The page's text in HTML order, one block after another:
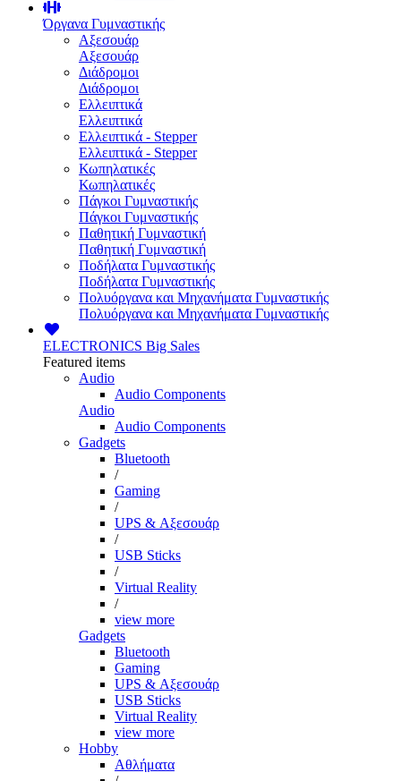
Όργανα Γυμναστικής
Αξεσουάρ
Αξεσουάρ
Διάδρομοι
Διάδρομοι
Ελλειπτικά
Ελλειπτικά
Ελλειπτικά - Stepper
Ελλειπτικά - Stepper
Κωπηλατικές
Κωπηλατικές
Πάγκοι Γυμναστικής
Πάγκοι Γυμναστικής
Παθητική Γυμναστική
Παθητική Γυμναστική
Ποδήλατα Γυμναστικής
Ποδήλατα Γυμναστικής
Πολυόργανα και Μηχανήματα Γυμναστικής
Πολυόργανα και Μηχανήματα Γυμναστικής
ELECTRONICS Big Sales
Featured items
Audio
Audio Components
Audio
Audio Components
Gadgets
Bluetooth
/
Gaming
/
UPS & Αξεσουάρ
/
USB Sticks
/
Virtual Reality
/
view more
Gadgets
Bluetooth
Gaming
UPS & Αξεσουάρ
USB Sticks
Virtual Reality
view more
Hobby
Αθλήματα